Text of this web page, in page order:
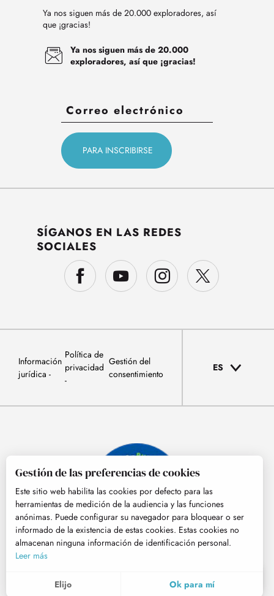
MENÚ
Buscar
Ya nos siguen más de 20.000 exploradores, así
que ¡gracias!
Ya nos siguen más de 20.000
exploradores, así que ¡gracias!
SÍGANOS EN LAS REDES
SOCIALES
Información
jurídica
Política de
privacidad
Gestión del
consentimiento
ES
© Tourisme Hautes-Pyrénées
Gestión de las preferencias de cookies
Este sitio web habilita las cookies por defecto para las
herramientas de medición de la audiencia y las funciones
anónimas. Puede configurar su navegador para bloquear o ser
informado de la existencia de estas cookies. Estas cookies no
almacenan ninguna información de identificación personal.
Leer más
Elijo Ok para mí